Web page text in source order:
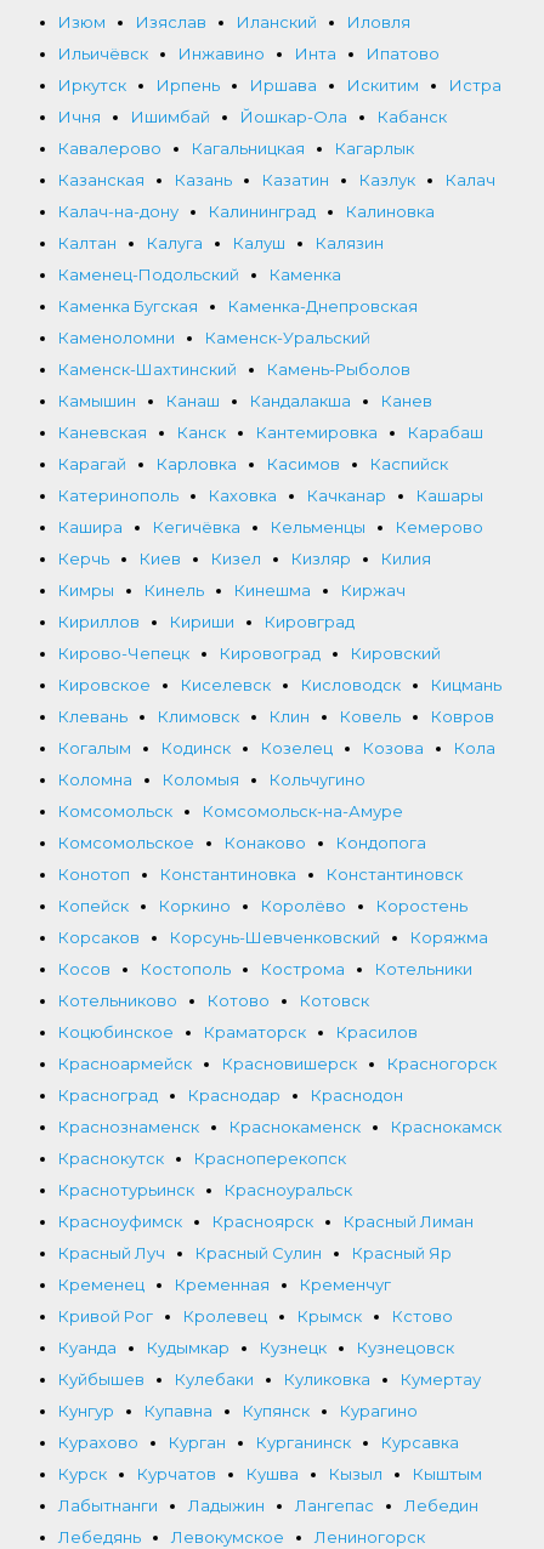
Изюм
Изяслав Иланский
Иловля
Ильичёвск
Инжавино Инта
Ипатово
Иркутск
Ирпень Иршава Искитим
Истра
Ичня
Ишимбай Йошкар-Ола
Кабанск
Кавалерово
Кагальницкая
Кагарлык
Казанская
Казань Казатин Казлук
Калач
Калач-на-дону
Калининград
Калиновка
Калтан
Калуга Калуш
Калязин
Каменец-Подольский
Каменка
Каменка Бугская
Каменка-Днепровская
Каменоломни
Каменск-Уральский
Каменск-Шахтинский
Камень-Рыболов
Камышин
Канаш Кандалакша
Канев
Каневская
Канск Кантемировка
Карабаш
Карагай
Карловка Касимов
Каспийск
Катеринополь
Каховка Качканар
Кашары
Кашира
Кегичёвка Кельменцы
Кемерово
Керчь
Киев Кизел Кизляр
Килия
Кимры
Кинель Кинешма
Киржач
Кириллов
Кириши
Кировград
Кирово-Чепецк
Кировоград
Кировский
Кировское
Киселевск Кисловодск
Кицмань
Клевань
Климовск Клин Ковель
Ковров
Когалым
Кодинск Козелец Козова
Кола
Коломна
Коломыя
Кольчугино
Комсомольск
Комсомольск-на-Амуре
Комсомольское
Конаково
Кондопога
Конотоп
Константиновка
Константиновск
Копейск
Коркино Королёво
Коростень
Корсаков
Корсунь-Шевченковский
Коряжма
Косов
Костополь Кострома
Котельники
Котельниково
Котово
Котовск
Коцюбинское
Краматорск
Красилов
Красноармейск
Красновишерск
Красногорск
Красноград
Краснодар
Краснодон
Краснознаменск
Краснокаменск
Краснокамск
Краснокутск
Красноперекопск
Краснотурьинск
Красноуральск
Красноуфимск
Красноярск
Красный Лиман
Красный Луч
Красный Сулин
Красный Яр
Кременец
Кременная
Кременчуг
Кривой Рог
Кролевец Крымск
Кстово
Куанда
Кудымкар Кузнецк
Кузнецовск
Куйбышев
Кулебаки Куликовка
Кумертау
Кунгур
Купавна Купянск
Курагино
Курахово
Курган Курганинск
Курсавка
Курск
Курчатов Кушва Кызыл
Кыштым
Лабытнанги
Ладыжин Лангепас
Лебедин
Лебедянь
Левокумское
Лениногорск